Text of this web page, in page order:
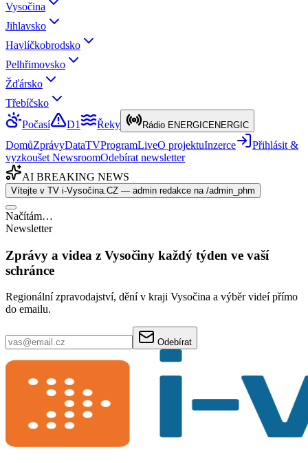
Vysočina
Jihlavsko
Havlíčkobrodsko
Pelhřimovsko
Žďársko
Třebíčsko
Počasí
D1 Řeky Rádio ENERGICENERGIC
DomůZprávyDataTVProgramLiveO projektuInzerce
Přihlásit &
vyzkoušet NewsroomOdebírat newsletter
AI BREAKING NEWS
Vítejte v TV i-Vysočina.CZ — admin redakce na /admin_phm
Načítám…
Newsletter
Zprávy a videa z Vysočiny každý týden ve vaší
schránce
Regionální zpravodajství, dění v kraji Vysočina a výběr videí přímo
do emailu.
Odebírat